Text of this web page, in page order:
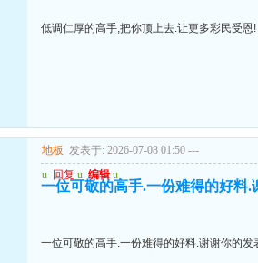
低调仁厚的高手,把你顶上去.让更多彩民受恩!
地板 发表于: 2026-07-08 01:50 ---
u 回复 u 编辑 u
一位可敬的高手.一份难得的好料.
一位可敬的高手.一份难得的好料.谢谢你的发